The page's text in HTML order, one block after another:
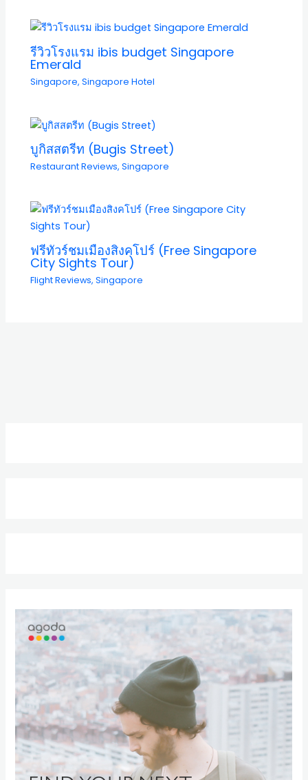
รีวิวโรงแรม ibis budget Singapore
Emerald
Singapore,Singapore Hotel
บูกิสสตรีท (Bugis Street)
Restaurant Reviews,Singapore
ฟรีทัวร์ชมเมืองสิงคโปร์ (Free Singapore
City Sights Tour)
Flight Reviews,Singapore